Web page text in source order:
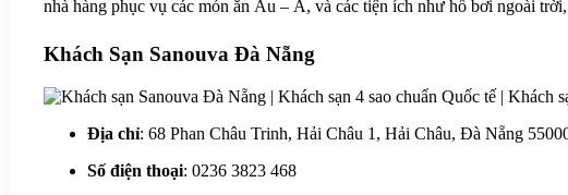
nhà hàng phục vụ các món ăn Âu – Á, và các tiện ích như hồ bơi ngoài
Khách Sạn Sanouva Đà Nẵng
Địa chỉ: 68 Phan Châu Trinh, Hải Châu 1, Hải Châu, Đà Nẵng
Số điện thoại: 0236 3823 468